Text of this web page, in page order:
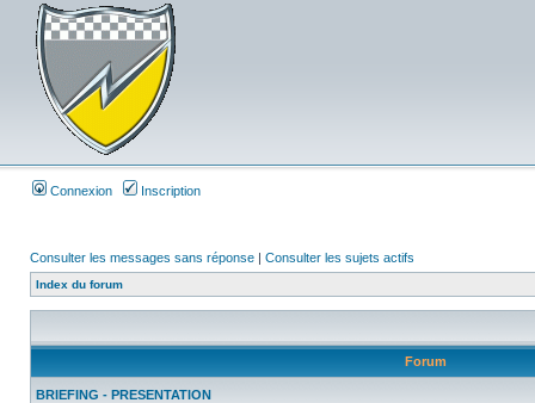
Connexion Inscription
Consulter les messages sans réponse | Consulter les sujets actifs
Index du forum
Forum
BRIEFING - PRESENTATION